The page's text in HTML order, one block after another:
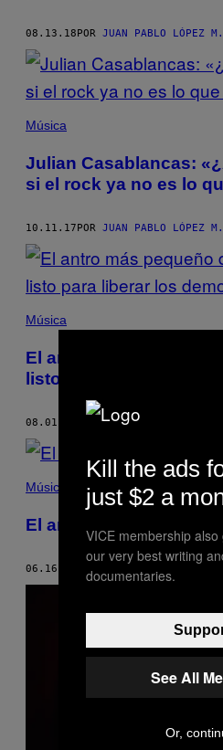
08.13.18POR JUAN PABLO LÓPEZ M.
Música
Julian Casablancas:
si el rock ya no es lo
10.11.17POR JUAN PABLO LÓPEZ M.
Música
El antro más pequeño
listo para liberar los
08.01.17 PORJUAN PABLO LÓPEZ M.
Música
El antro más pequeño
06.16.17 POR
Kill the ads
just $2 a
VICE membership
our very best writing
documentaries.
See All
Or,